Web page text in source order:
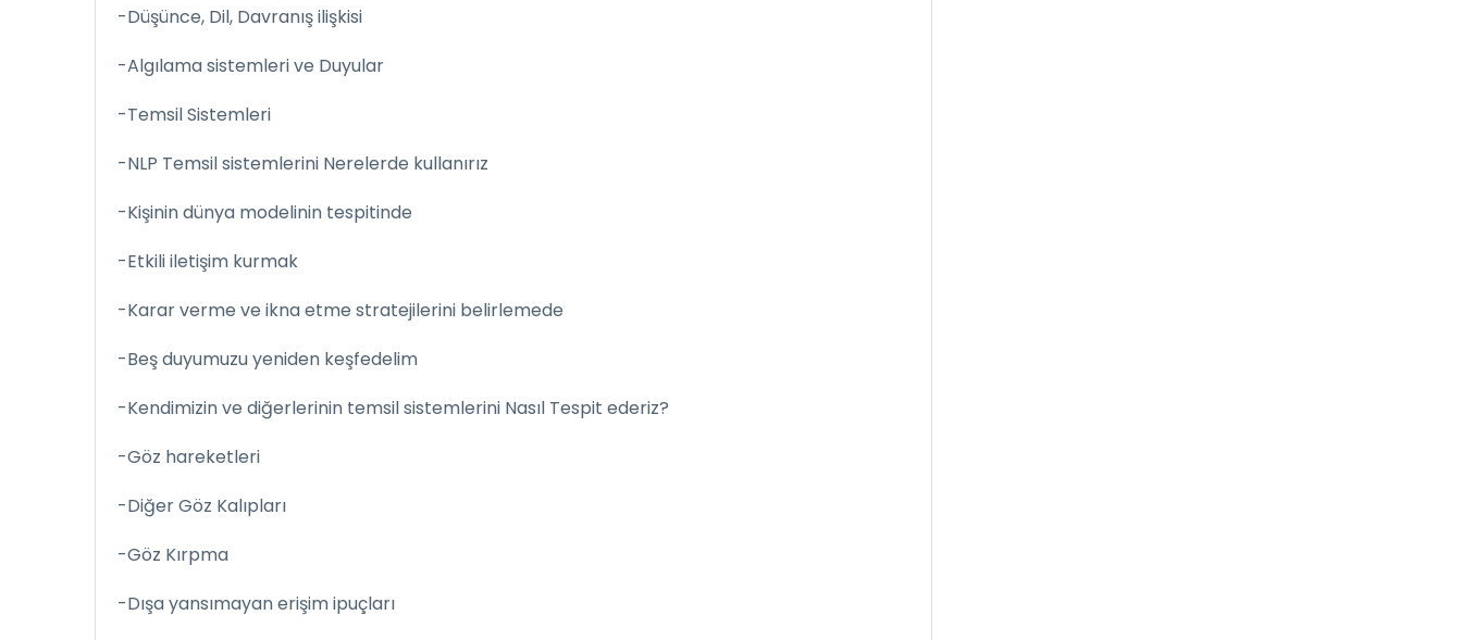
-Düşünce, Dil, Davranış ilişkisi
-Algılama sistemleri ve Duyular
-Temsil Sistemleri
-NLP Temsil sistemlerini Nerelerde kullanırız
-Kişinin dünya modelinin tespitinde
-Etkili iletişim kurmak
-Karar verme ve ikna etme stratejilerini belirlemede
-Beş duyumuzu yeniden keşfedelim
-Kendimizin ve diğerlerinin temsil sistemlerini Nasıl Tespit ederiz?
-Göz hareketleri
-Diğer Göz Kalıpları
-Göz Kırpma
-Dışa yansımayan erişim ipuçları